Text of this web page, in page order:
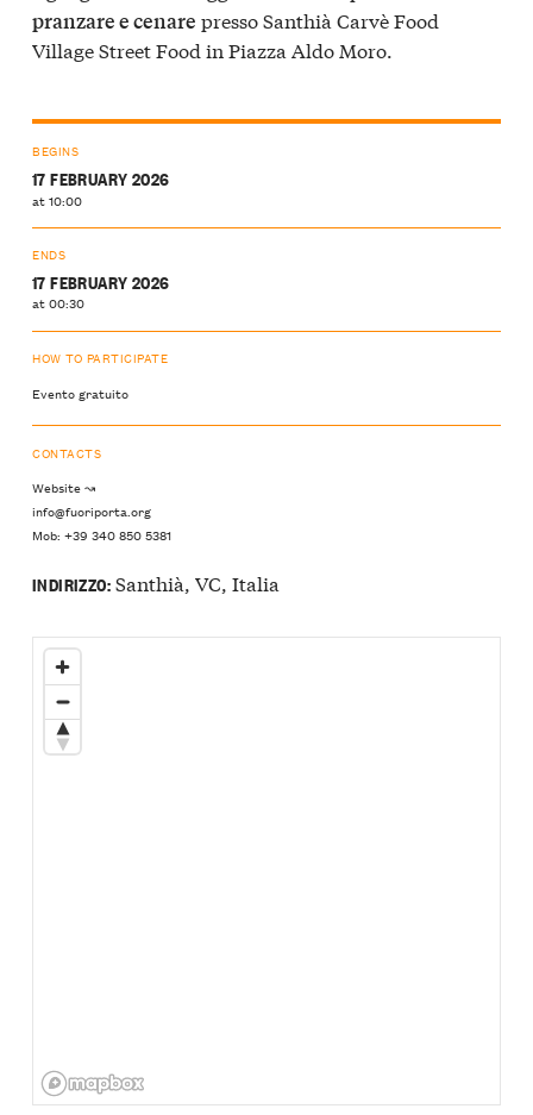
pranzare e cenare presso Santhià Carvè Food
Village Street Food in Piazza Aldo Moro.
BEGINS
17 FEBRUARY 2026
at 10:00
ENDS
17 FEBRUARY 2026
at 00:30
HOW TO PARTICIPATE
Evento gratuito
CONTACTS
Website ↝
info@fuoriporta.org
Mob: +39 340 850 5381
INDIRIZZO:Santhià, VC, Italia